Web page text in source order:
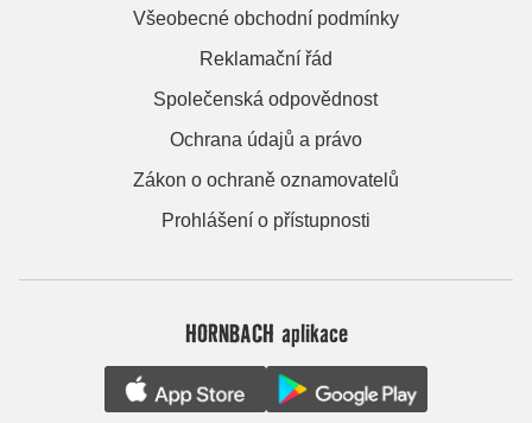
Všeobecné obchodní podmínky
Reklamační řád
Společenská odpovědnost
Ochrana údajů a právo
Zákon o ochraně oznamovatelů
Prohlášení o přístupnosti
HORNBACH aplikace